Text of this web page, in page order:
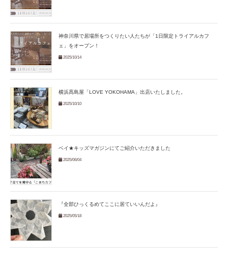
神奈川県で居場所をつくりたい人たちが「1日限定トライアルカフ
ェ」をオープン！
2025/10/14
横浜髙島屋「LOVE YOKOHAMA」出店いたしました。
2025/10/10
ベイ★キッズマガジンにてご紹介いただきました
2025/06/04
『全部ひっくるめてここに居ていいんだよ』
2025/05/18